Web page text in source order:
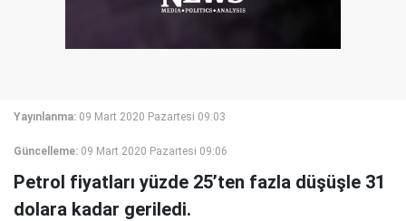
Yayınlanma: 09 Mart 2020 Pazartesi 09:03
Güncelleme: 09 Mart 2020 Pazartesi 09:06
Petrol fiyatları yüzde 25’ten fazla düşüşle 31
dolara kadar geriledi.